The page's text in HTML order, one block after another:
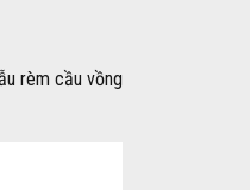
rèm cầu vồng